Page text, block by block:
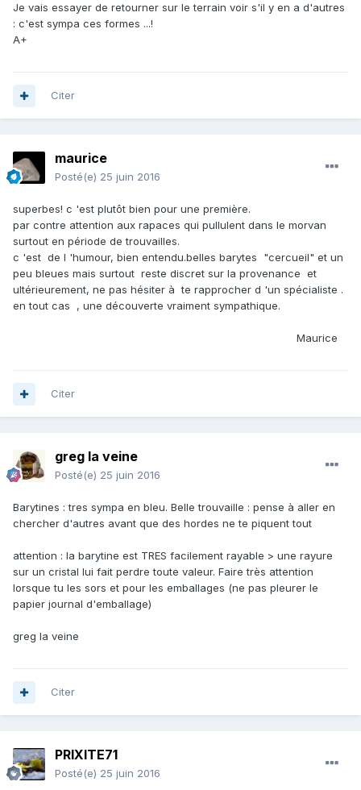
Je vais essayer de retourner sur le terrain voir s'il y en a d'autres
: c'est sympa ces formes ...!
A+
Citer
maurice
Posté(e) 25 juin 2016
superbes! c 'est plutôt bien pour une première.
par contre attention aux rapaces qui pullulent dans le morvan
surtout en période de trouvailles.
c 'est de l 'humour, bien entendu.belles barytes "cercueil" et un
peu bleues mais surtout reste discret sur la provenance et
ultérieurement, ne pas hésiter à te rapprocher d 'un spécialiste .
en tout cas , une découverte vraiment sympathique.
Maurice
Citer
greg la veine
Posté(e) 25 juin 2016
Barytines : tres sympa en bleu. Belle trouvaille : pense à aller en
chercher d'autres avant que des hordes ne te piquent tout
attention : la barytine est TRES facilement rayable > une rayure
sur un cristal lui fait perdre toute valeur. Faire très attention
lorsque tu les sors et pour les emballages (ne pas pleurer le
papier journal d'emballage)
greg la veine
Citer
PRIXITE71
Posté(e) 25 juin 2016